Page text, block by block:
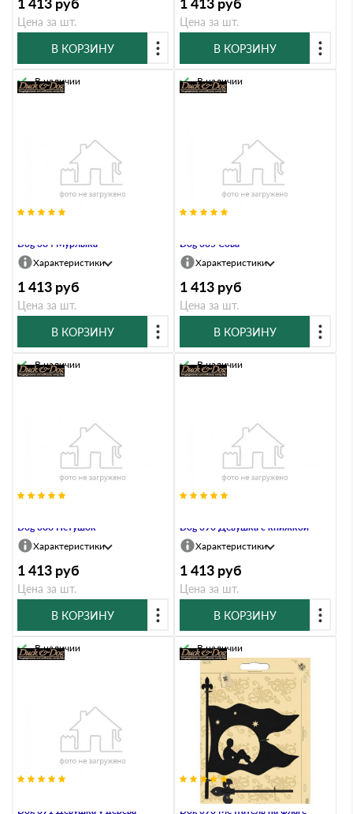
Цена за шт.
В КОРЗИНУ
Цена за шт.
В КОРЗИНУ
Dog 384 Мурлыка
В наличии
Характеристики
1 413 руб
Цена за шт.
В КОРЗИНУ
Dog 385 Сова
В наличии
Характеристики
1 413 руб
Цена за шт.
В КОРЗИНУ
Dog 386 Петушок
В наличии
Характеристики
1 413 руб
Цена за шт.
В КОРЗИНУ
Dog 390 Девушка с книжкой
В наличии
Характеристики
1 413 руб
Цена за шт.
В КОРЗИНУ
Dog 391 Девушка у дерева
В наличии
Указатель ветра малый Duck &
Dog 393 Мечтатель на флаге
В наличии